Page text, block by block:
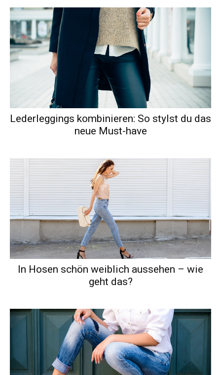
Lederleggings kombinieren: So stylst du das
neue Must-have
In Hosen schön weiblich aussehen – wie
geht das?